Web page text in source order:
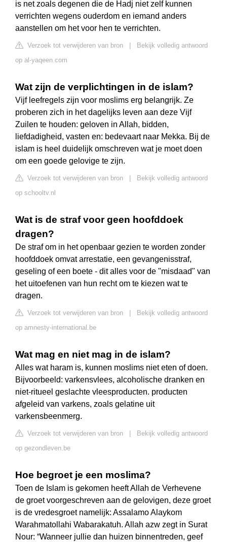
is net zoals degenen die de Hadj niet zelf kunnen
verrichten wegens ouderdom en iemand anders
aanstellen om het voor hen te verrichten.
Verzoek tot verwijderen van bron
Bekijk volledig antwoord
op al-yaqeen.com
Wat zijn de verplichtingen in de islam?
Vijf leefregels zijn voor moslims erg belangrijk. Ze
proberen zich in het dagelijks leven aan deze Vijf
Zuilen te houden: geloven in Allah, bidden,
liefdadigheid, vasten en: bedevaart naar Mekka. Bij de
islam is heel duidelijk omschreven wat je moet doen
om een goede gelovige te zijn.
Verzoek tot verwijderen van bron
Bekijk volledig antwoord
op schooltv.nl
Wat is de straf voor geen hoofddoek
dragen?
De straf om in het openbaar gezien te worden zonder
hoofddoek omvat arrestatie, een gevangenisstraf,
geseling of een boete - dit alles voor de "misdaad" van
het uitoefenen van hun recht om te kiezen wat te
dragen.
Verzoek tot verwijderen van bron
Bekijk volledig antwoord
op amnesty-international.be
Wat mag en niet mag in de islam?
Alles wat haram is, kunnen moslims niet eten of doen.
Bijvoorbeeld: varkensvlees, alcoholische dranken en
niet-ritueel geslachte vleesproducten. producten
afgeleid van varkens, zoals gelatine uit
varkensbeenmerg.
Verzoek tot verwijderen van bron
Bekijk volledig antwoord
op gezondleven.be
Hoe begroet je een moslima?
Toen de Islam is gekomen heeft Allah de Verhevene
de groet voorgeschreven aan de gelovigen, deze groet
is de vredesgroet namelijk: Assalamo Alaykom
Warahmatollahi Wabarakatuh. Allah azw zegt in Surat
Nour: “Wanneer jullie dan huizen binnentreden, geef